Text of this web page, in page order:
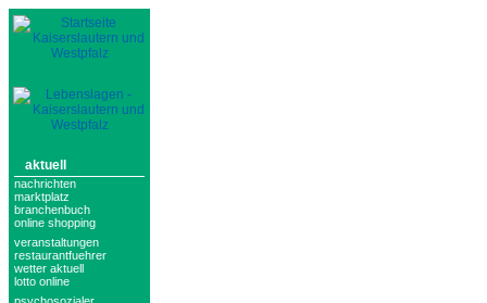
aktuell
nachrichten
marktplatz
branchenbuch
online shopping
veranstaltungen
restaurantfuehrer
wetter aktuell
lotto online